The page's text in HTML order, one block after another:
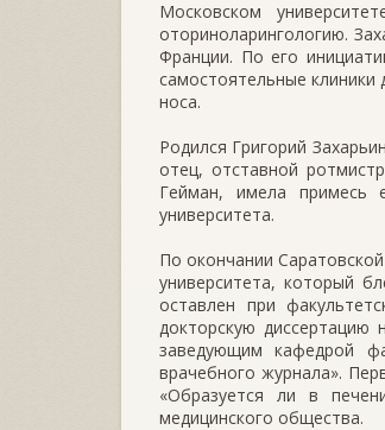
Московском
оториноларингологию.
Франции. По его
самостоятельные клиники
носа.
Родился Григорий
отец, отставной
Гейман, имела примесь
университета.
По окончании
университета, который
оставлен при
докторскую
заведующим кафедрой
врачебного журнала».
«Образуется ли в
медицинского общества.